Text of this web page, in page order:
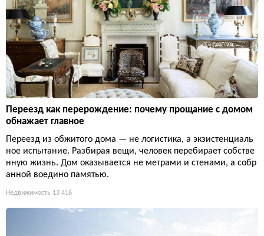
Переезд как перерождение: почему прощание с домом
обнажает главное
Переезд из обжитого дома — не логистика, а экзистенциаль
ное испытание. Разбирая вещи, человек перебирает собстве
нную жизнь. Дом оказывается не метрами и стенами, а собр
анной воедино памятью.
Недвижимость 13 416